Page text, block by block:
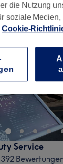
Service
392 Bewertungen
die Nutzung
soziale Medien,
Cookie-